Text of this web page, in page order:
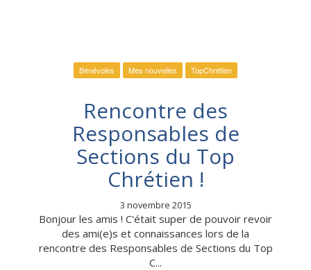
Bénévoles Mes nouvelles TopChrétien
Rencontre des
Responsables de
Sections du Top
Chrétien !
3 novembre 2015
Bonjour les amis ! C'était super de pouvoir revoir
des ami(e)s et connaissances lors de la
rencontre des Responsables de Sections du Top
C...